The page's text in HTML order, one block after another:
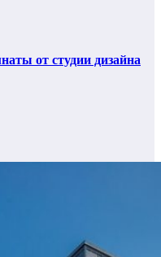
от студии дизайна